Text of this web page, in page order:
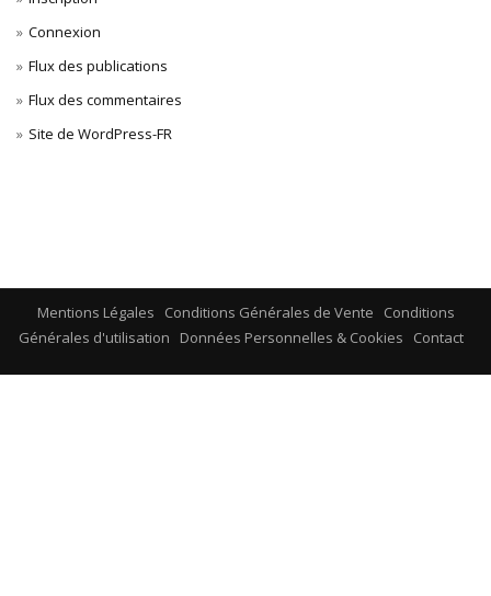
Connexion
Flux des publications
Flux des commentaires
Site de WordPress-FR
Mentions Légales Conditions Générales de Vente
Conditions
Générales d'utilisation
Données Personnelles & Cookies Contact